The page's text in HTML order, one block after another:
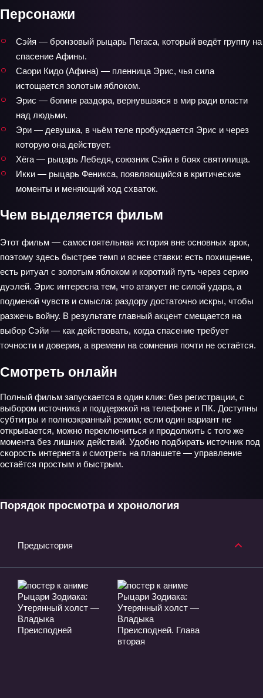
Персонажи
Сэйя — бронзовый рыцарь Пегаса, который ведёт группу на
спасение Афины.
Саори Кидо (Афина) — пленница Эрис, чья сила
истощается золотым яблоком.
Эрис — богиня раздора, вернувшаяся в мир ради власти
над людьми.
Эри — девушка, в чьём теле пробуждается Эрис и через
которую она действует.
Хёга — рыцарь Лебедя, союзник Сэйи в боях святилища.
Икки — рыцарь Феникса, появляющийся в критические
моменты и меняющий ход схваток.
Чем выделяется фильм
Этот фильм — самостоятельная история вне основных арок,
поэтому здесь быстрее темп и яснее ставки: есть похищение,
есть ритуал с золотым яблоком и короткий путь через серию
дуэлей. Эрис интересна тем, что атакует не силой удара, а
подменой чувств и смысла: раздору достаточно искры, чтобы
разжечь войну. В результате главный акцент смещается на
выбор Сэйи — как действовать, когда спасение требует
точности и доверия, а времени на сомнения почти не остаётся.
Смотреть онлайн
Полный фильм запускается в один клик: без регистрации, с
выбором источника и поддержкой на телефоне и ПК. Доступны
субтитры и полноэкранный режим; если один вариант не
открывается, можно переключиться и продолжить с того же
момента без лишних действий. Удобно подбирать источник под
скорость интернета и смотреть на планшете — управление
остаётся простым и быстрым.
Порядок просмотра и хронология
Предыстория